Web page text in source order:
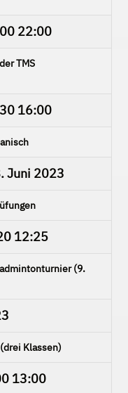
22:00
TMS
16:00
Juni 2023
12:25
(9.
Klassen)
13:00